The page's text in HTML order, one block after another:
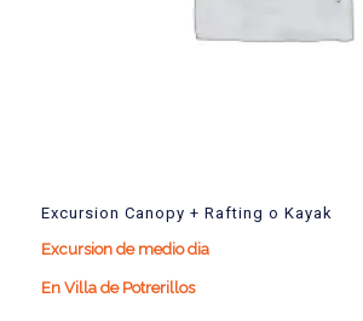
Excursion Canopy + Rafting o Kayak
Excursion de medio dia
En Villa de Potrerillos